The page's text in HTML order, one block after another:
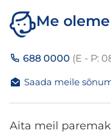
Me
688 0000 (E - P:
Saada meile
Aita meil